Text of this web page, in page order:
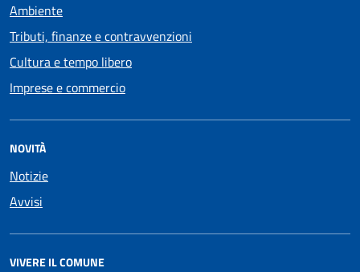
Ambiente
Tributi, finanze e contravvenzioni
Cultura e tempo libero
Imprese e commercio
NOVITÀ
Notizie
Avvisi
VIVERE IL COMUNE